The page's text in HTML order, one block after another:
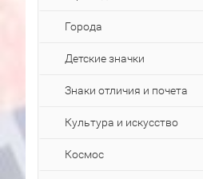
Города
Детские значки
Знаки отличия и почета
Культура и искусство
Космос